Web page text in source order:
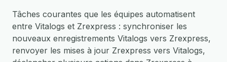
Tâches courantes que les équipes automatisent
entre Vitalogs et Zrexpress : synchroniser les
nouveaux enregistrements Vitalogs vers Zrexpress,
renvoyer les mises à jour Zrexpress vers Vitalogs,